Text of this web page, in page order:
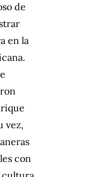
de
en la
vez,
con